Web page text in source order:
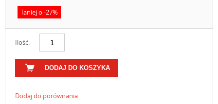
Taniej o -27%
Ilość:
DODAJ DO KOSZYKA
Dodaj do porównania